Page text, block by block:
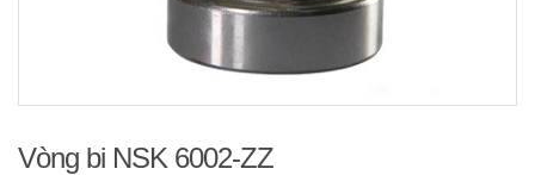
Vòng bi NSK 6002-ZZ